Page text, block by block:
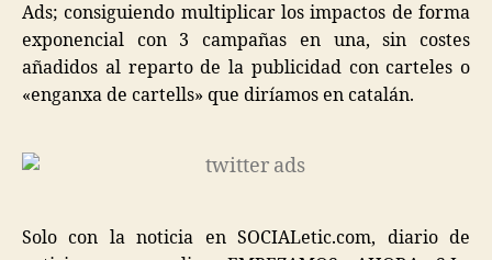
Ads; consiguiendo multiplicar los impactos de forma
exponencial con 3 campañas en una, sin costes
añadidos al reparto de la publicidad con carteles o
«enganxa de cartells» que diríamos en catalán.
Solo con la noticia en SOCIALetic.com, diario de